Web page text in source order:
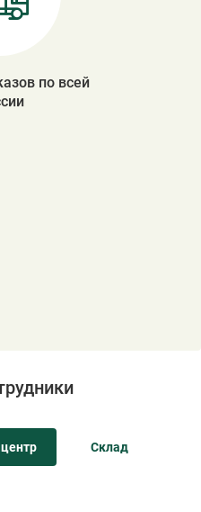
по всей
Склад